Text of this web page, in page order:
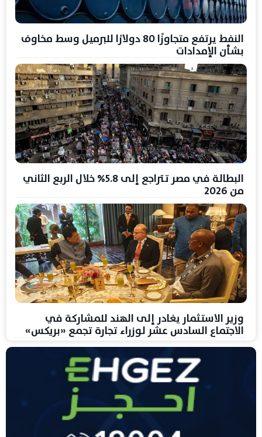
النفط يرتفع متجاوزًا 80 دولارًا للبرميل وسط مخاوف
بشأن الإمدادات
البطالة في مصر تتراجع إلى 5.8% خلال الربع الثاني
من 2026
وزير الاستثمار يغادر إلى الهند للمشاركة في
الاجتماع السادس عشر لوزراء تجارة تجمع «بريكس»